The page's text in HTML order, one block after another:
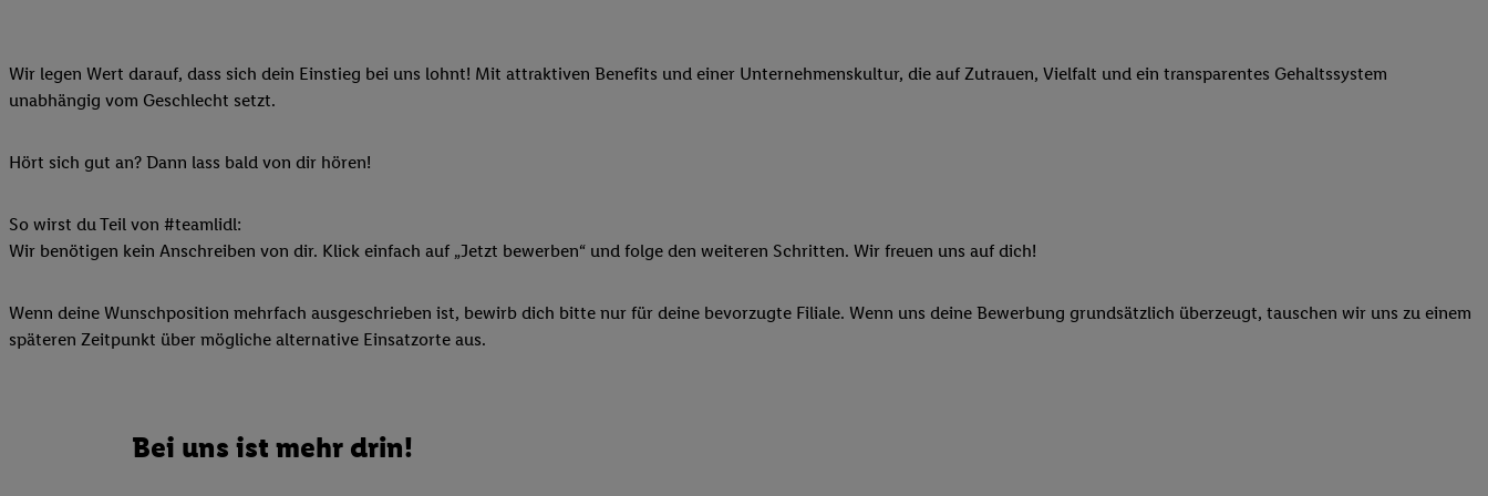
Wir legen Wert darauf, dass sich dein Einstieg bei uns lohnt! Mit attraktiven Benefits und einer Unternehmenskultur, die auf Zutrauen, Vielfalt und ein transparentes Gehaltssystem
unabhängig vom Geschlecht setzt.
Hört sich gut an? Dann lass bald von dir hören!
So wirst du Teil von #teamlidl:
Wir benötigen kein Anschreiben von dir. Klick einfach auf „Jetzt bewerben“ und folge den weiteren Schritten. Wir freuen uns auf dich!
Wenn deine Wunschposition mehrfach ausgeschrieben ist, bewirb dich bitte nur für deine bevorzugte Filiale. Wenn uns deine Bewerbung grundsätzlich überzeugt, tauschen wir uns zu einem
späteren Zeitpunkt über mögliche alternative Einsatzorte aus.
Bei uns ist mehr drin!
Zudem erlauben Sie uns, der Utiq SA/NV („Utiq“) und IhremTelekommunikationsnetzbetreiber, die Utiq-
Adresse und einer Kundenkonto-Referenz, wie z.B. Ihrer Mobilfunknummer, eine Kennung für Utiq erstellt. Wir
können Ihre Einwilligung speziell zur Nutzung der Utiq-Technologie - zusätzlich zur weiter unten erläuterten
(„consenthub“)oder über „Anpassen“/„Nutzung der Telekommunikations-basierten Utiq-Technologie für digitales
Marketing“ am unteren Ende dieser Einwilligung (nur für die Lidl-Dienste) widerrufen. Weitere Informationen
sämtlicher genannten Partner zu. Weitere Informationen, auch zur Speicherdauer der Daten und zu Ihrem Recht,